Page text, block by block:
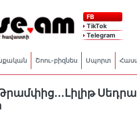
FB
TikTok
Telegram
Շոու-բիզնես Սպորտ